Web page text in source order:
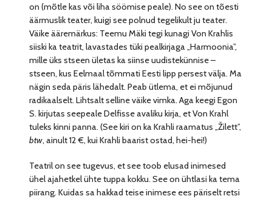
on (mõtle kas või liha söömise peale). No see on tõesti
äärmuslik teater, kuigi see polnud tegelikult ju teater.
Väike ääremärkus: Teemu Mäki tegi kunagi Von Krahlis
siiski ka teatrit, lavastades tüki pealkirjaga „Harmoonia”,
mille üks stseen ületas ka siinse uudistekünnise –
stseen, kus Eelmaal tõmmati Eesti lipp persest välja. Ma
nägin seda päris lähedalt. Peab ütlema, et ei mõjunud
radikaalselt. Lihtsalt selline väike vimka. Aga keegi Egon
S. kirjutas seepeale Delfisse avaliku kirja, et Von Krahl
tuleks kinni panna. (See kiri on ka Krahli raamatus „Žilett”,
btw, ainult 12 €, kui Krahli baarist ostad, hei-hei!)
Teatril on see tugevus, et see toob elusad inimesed
ühel ajahetkel ühte tuppa kokku. See on ühtlasi ka tema
piirang. Kuidas sa hakkad teise inimese ees päriselt retsi